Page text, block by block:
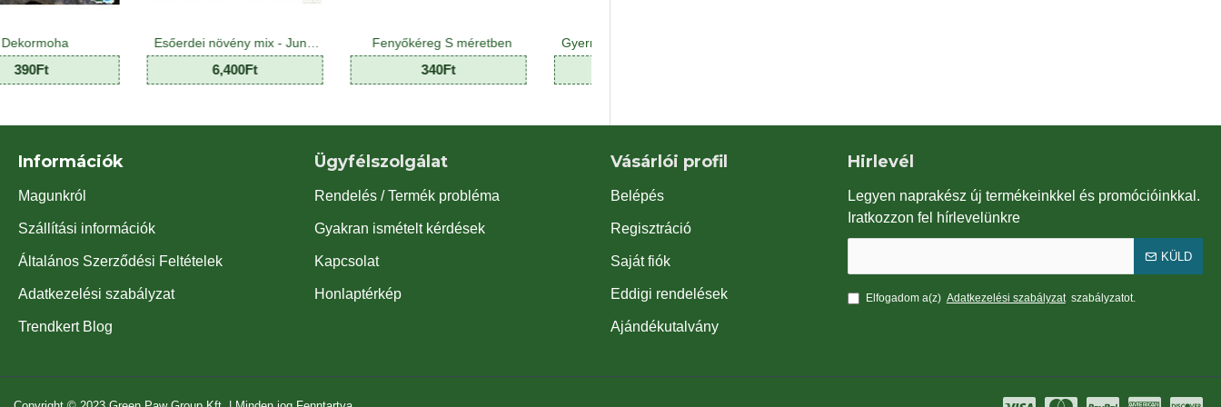
Esőerdei növény mix - Jungle Plant Mix (8 O) Fenyőkéreg S méretben Gyermekeknek növény Mix - Kids plant Mix (8 O)
Információk
Magunkról
Szállítási információk
Általános Szerződési Feltételek
Adatkezelési szabályzat
Trendkert Blog
Ügyfélszolgálat
Rendelés / Termék probléma
Gyakran ismételt kérdések
Kapcsolat
Honlaptérkép
Vásárlói profil
Belépés
Regisztráció
Saját fiók
Eddigi rendelések
Ajándékutalvány
Hirlevél
Legyen naprakész új termékeinkkel és promócióinkkal.
Iratkozzon fel hírlevelünkre
KÜLD
Elfogadom a(z) Adatkezelési szabályzat szabályzatot.